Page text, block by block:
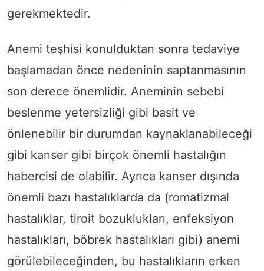
gerekmektedir.
Anemi teşhisi konulduktan sonra tedaviye
başlamadan önce nedeninin saptanmasının
son derece önemlidir. Aneminin sebebi
beslenme yetersizliği gibi basit ve
önlenebilir bir durumdan kaynaklanabileceği
gibi kanser gibi birçok önemli hastalığın
habercisi de olabilir. Ayrıca kanser dışında
önemli bazı hastalıklarda da (romatizmal
hastalıklar, tiroit bozuklukları, enfeksiyon
hastalıkları, böbrek hastalıkları gibi) anemi
görülebileceğinden, bu hastalıkların erken